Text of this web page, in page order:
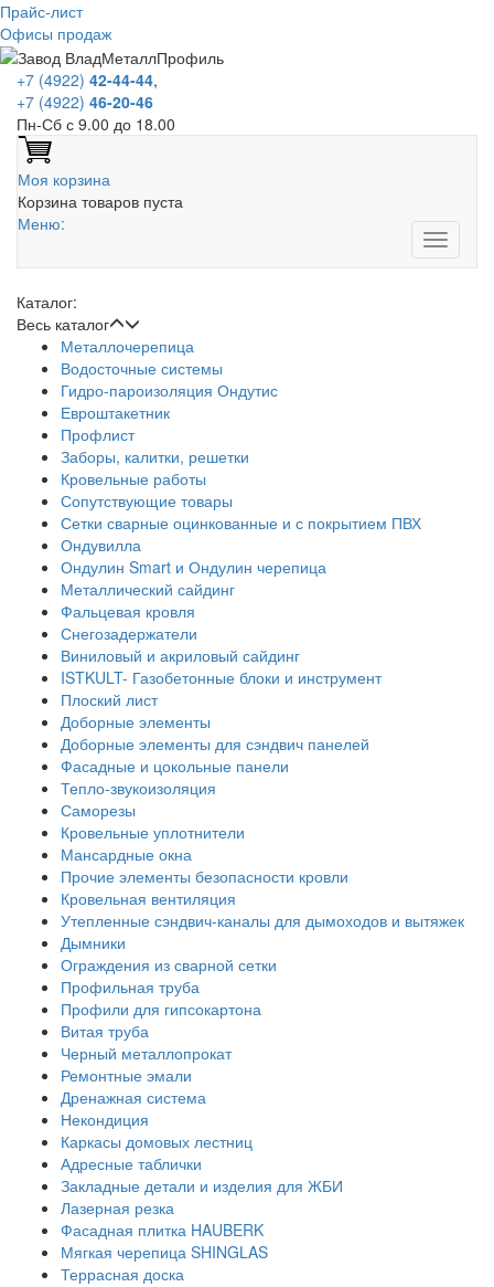
Прайс-лист
Офисы продаж
+7 (4922) 42-44-44,
+7 (4922) 46-20-46
Пн-Сб с 9.00 до 18.00
Моя корзина
Корзина товаров пуста
Меню:
Каталог:
Весь каталог
Металлочерепица
Водосточные системы
Гидро-пароизоляция Ондутис
Евроштакетник
Профлист
Заборы, калитки, решетки
Кровельные работы
Сопутствующие товары
Сетки сварные оцинкованные и с покрытием ПВХ
Ондувилла
Ондулин Smart и Ондулин черепица
Металлический сайдинг
Фальцевая кровля
Снегозадержатели
Виниловый и акриловый сайдинг
ISTKULT- Газобетонные блоки и инструмент
Плоский лист
Доборные элементы
Доборные элементы для сэндвич панелей
Фасадные и цокольные панели
Тепло-звукоизоляция
Саморезы
Кровельные уплотнители
Мансардные окна
Прочие элементы безопасности кровли
Кровельная вентиляция
Утепленные сэндвич-каналы для дымоходов и вытяжек
Дымники
Ограждения из сварной сетки
Профильная труба
Профили для гипсокартона
Витая труба
Черный металлопрокат
Ремонтные эмали
Дренажная система
Некондиция
Каркасы домовых лестниц
Адресные таблички
Закладные детали и изделия для ЖБИ
Лазерная резка
Фасадная плитка HAUBERK
Мягкая черепица SHINGLAS
Террасная доска